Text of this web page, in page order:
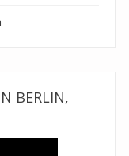
BERLIN,